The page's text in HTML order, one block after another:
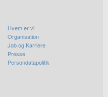
Hvem er vi
Organisation
Job og Karriere
Presse
Persondatapolitik